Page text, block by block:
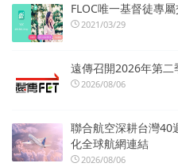
FLOC唯一基督徒專
2021/03/29
遠傳召開2026年第二
2026/08/06
聯合航空深耕台灣40
化全球航網連結
2026/08/06